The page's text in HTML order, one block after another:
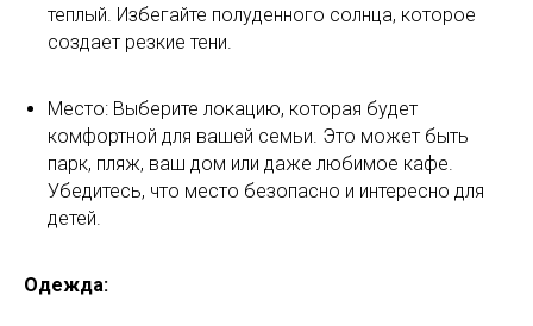
теплый. Избегайте полуденного солнца, которое
создает резкие тени.
Место: Выберите локацию, которая будет
комфортной для вашей семьи. Это может быть
парк, пляж, ваш дом или даже любимое кафе.
Убедитесь, что место безопасно и интересно для
детей.
Одежда: